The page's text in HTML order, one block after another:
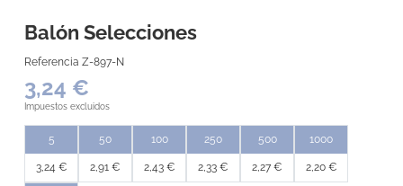
Balón Selecciones
Referencia Z-897-N
3,24 €
Impuestos excluidos
5
3,24 €
50
2,91 €
100
2,43 €
250
2,33 €
500
2,27 €
1000
2,20 €